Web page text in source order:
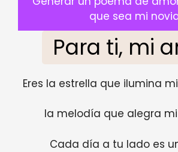
que sea mi
Para ti, mi
Eres la estrella que ilumina
la melodía que alegra
Cada día a tu lado es